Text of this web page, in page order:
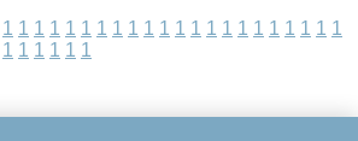
1 1 1 1 1 1 1 1 1 1 1 1 1 1 1 1 1 1 1 1 1 1
1 1 1 1 1 1